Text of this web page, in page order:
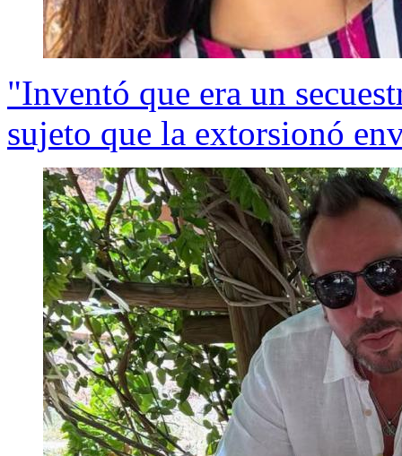
"Inventó que era un
sujeto que la extorsionó